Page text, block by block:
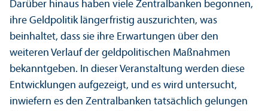
Darüber hinaus haben viele Zentralbanken begonnen,
ihre Geldpolitik längerfristig auszurichten, was
beinhaltet, dass sie ihre Erwartungen über den
weiteren Verlauf der geldpolitischen Maßnahmen
bekanntgeben. In dieser Veranstaltung werden diese
Entwicklungen aufgezeigt, und es wird unter­sucht,
inwiefern es den Zentralbanken tatsächlich gelungen